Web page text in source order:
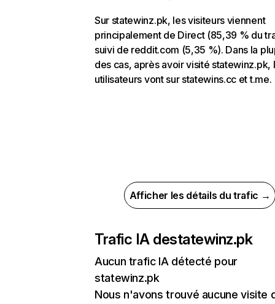
Sur statewinz.pk, les visiteurs viennent
principalement de Direct (85,39 % du
suivi de reddit.com (5,35 %). Dans la
des cas, après avoir visité statewinz.pk,
utilisateurs vont sur statewins.cc et t.me.
Afficher les détails du trafic →
Trafic IA destatewinz.pk
Aucun trafic IA détecté pour
statewinz.pk
Nous n'avons trouvé aucune visite